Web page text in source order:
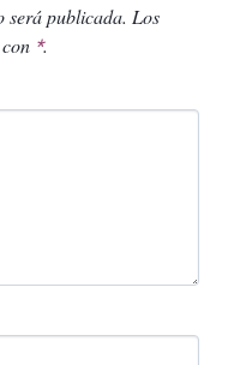
será publicada. Los
*.